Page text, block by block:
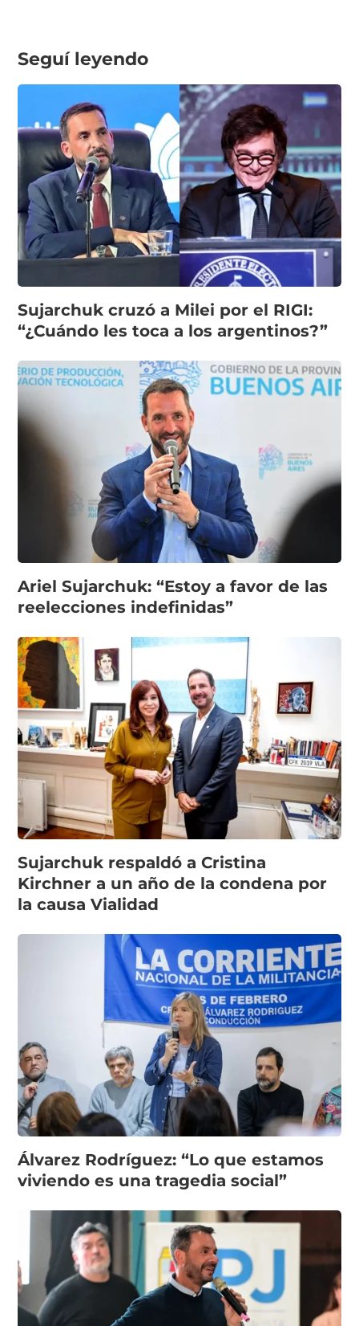
Seguí leyendo
Sujarchuk cruzó a Milei por el RIGI:
“¿Cuándo les toca a los argentinos?”
Ariel Sujarchuk: “Estoy a favor de las
reelecciones indefinidas”
Sujarchuk respaldó a Cristina
Kirchner a un año de la condena por
la causa Vialidad
Álvarez Rodríguez: “Lo que estamos
viviendo es una tragedia social”